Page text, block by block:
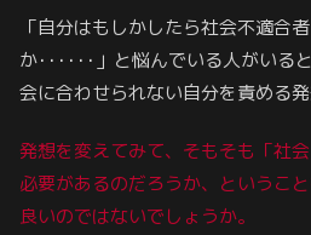
「自分はもしかしたら社会不適合
か･･････」と悩んでいる人がいる
会に合わせられない自分を責める発
発想を変えてみて、そもそも「社
必要があるのだろうか、というこ
良いのではないでしょうか。